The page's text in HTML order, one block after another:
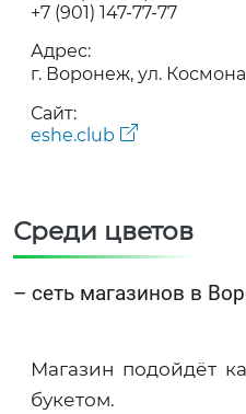
+7 (901) 147-77-77
Адрес:
г. Воронеж, ул.
Сайт:
eshe.club
Среди цветов
– сеть магазинов в
Магазин подойдёт
букетом.